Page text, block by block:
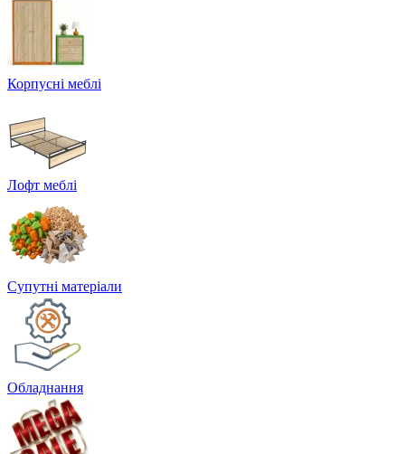
Корпусні меблі
Лофт меблі
Супутні матеріали
Обладнання